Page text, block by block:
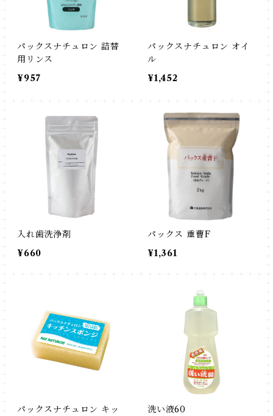
パックスナチュロン 詰替
用リンス
¥957
パックスナチュロン オイ
ル
¥1,452
入れ歯洗浄剤
¥660
パックス 重曹F
¥1,361
パックスナチュロン キッ
洗い液60